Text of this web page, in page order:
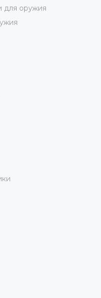
для оружия